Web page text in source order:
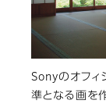
Sonyのオフィ
準となる画を